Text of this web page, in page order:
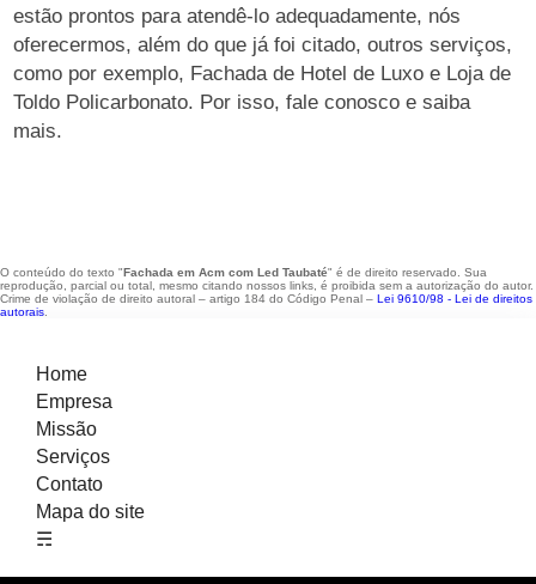
estão prontos para atendê-lo adequadamente, nós
oferecermos, além do que já foi citado, outros serviços,
como por exemplo, Fachada de Hotel de Luxo e Loja de
Toldo Policarbonato. Por isso, fale conosco e saiba
mais.
O conteúdo do texto "Fachada em Acm com Led Taubaté" é de direito reservado. Sua
reprodução, parcial ou total, mesmo citando nossos links, é proibida sem a autorização do autor.
Crime de violação de direito autoral – artigo 184 do Código Penal – Lei 9610/98 - Lei de direitos
autorais
Home
Empresa
Missão
Serviços
Contato
Mapa do site
☴